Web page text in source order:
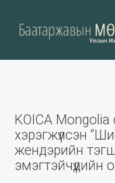
KOICA
хэрэгжүүлсэн
жендэрийн